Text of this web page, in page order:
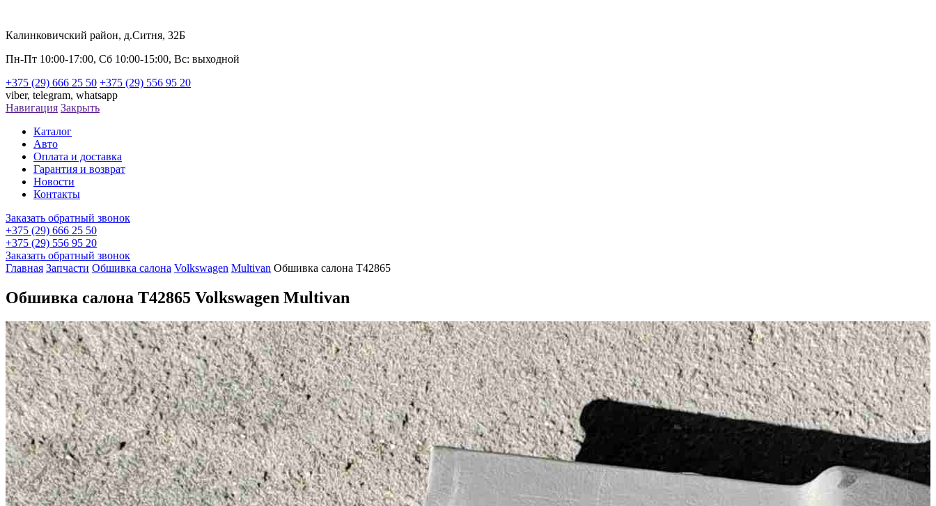
Калинковичский район, д.Ситня, 32Б
Пн-Пт 10:00-17:00, Сб 10:00-15:00, Вс: выходной
+375 (29) 666 25 50 +375 (29) 556 95 20
viber, telegram, whatsapp
Навигация Закрыть
Каталог
Авто
Оплата и доставка
Гарантия и возврат
Новости
Контакты
Заказать обратный звонок
+375 (29) 666 25 50
+375 (29) 556 95 20
Заказать обратный звонок
Главная Запчасти Обшивка салона Volkswagen Multivan Обшивка салона T42865
Обшивка салона T42865 Volkswagen Multivan